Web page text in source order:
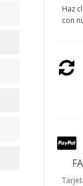
Haz
con